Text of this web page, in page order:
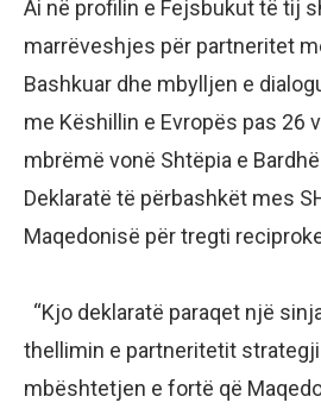
Ai në profilin e Fejsbukut të tij
marrëveshjes për partneritet
Bashkuar dhe mbylljen e
me Këshillin e Evropës pas 26
mbrëmë vonë Shtëpia e
Deklaratë të përbashkët mes
Maqedonisë për tregti
“Kjo deklaratë paraqet një
thellimin e partneritetit
mbështetjen e fortë që